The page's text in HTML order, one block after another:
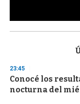
s
d
s
o
f
23:45
Conocé los
nocturna del